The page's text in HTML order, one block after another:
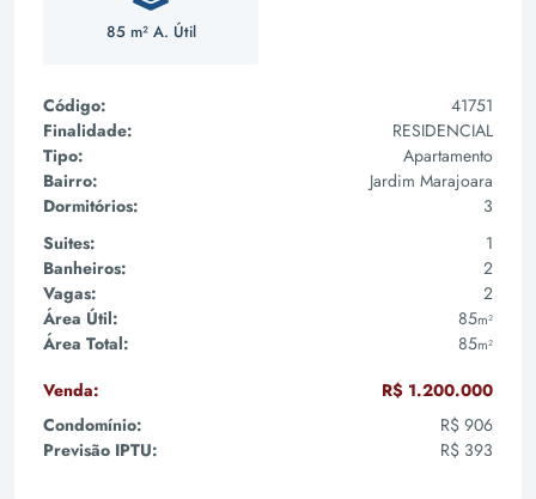
85 m² A. Útil
Código:
41751
Finalidade:
RESIDENCIAL
Tipo:
Apartamento
Bairro:
Jardim Marajoara
Dormitórios:
3
Suites:
1
Banheiros:
2
Vagas:
2
Área Útil:
85m²
Área Total: 85m²
Venda:
R$ 1.200.000
Condomínio:
R$ 906
Previsão IPTU:
R$ 393